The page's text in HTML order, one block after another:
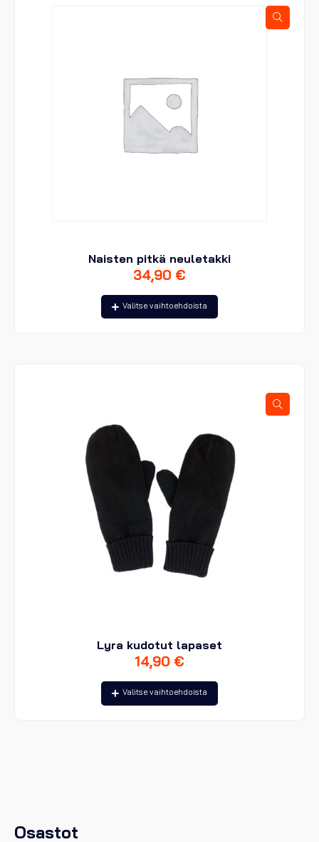
Osastot
Naisten pitkä neuletakki
34,90 €
Valitse vaihtoehdoista
Tällä
tuotteella
sivulla.
Lyra kudotut lapaset
14,90 €
Valitse vaihtoehdoista
Tällä
tuotteella